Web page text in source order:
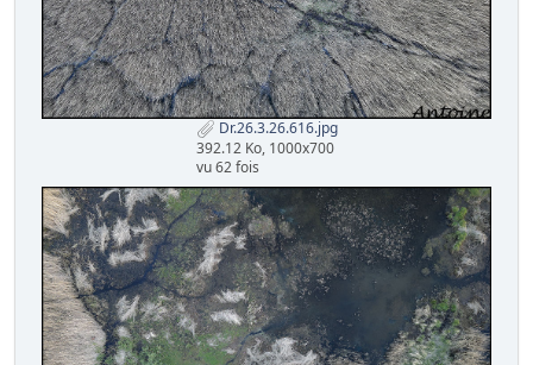
Dr.26.3.26.616.jpg
392.12 Ko, 1000x700
vu 62 fois